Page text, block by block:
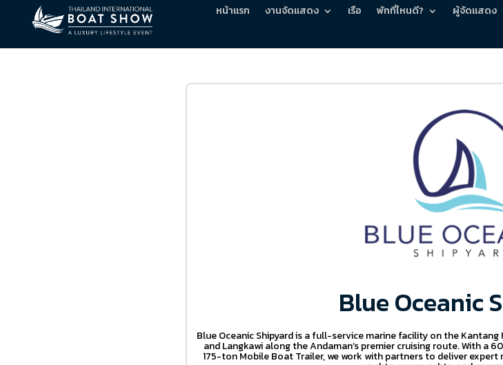
หน้าแรก งานจัดแสดง เรือ พักที่ไหนดี? ผู้จัดแสดง
Blue Oceanic
Blue Oceanic Shipyard is a full-service marine facility on the
and Langkawi along the Andaman’s premier cruising route. With
175-ton Mobile Boat Trailer, we work with partners to deliver